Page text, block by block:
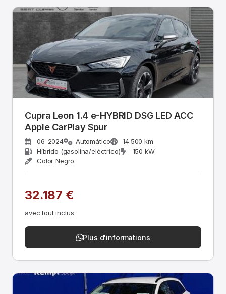
Cupra Leon 1.4 e-HYBRID DSG LED ACC
Apple CarPlay Spur
06-2024 Automático
14.500 km
Híbrido (gasolina/eléctrico)
150 kW
Color Negro
32.187 €
avec tout inclus
Plus d'informations